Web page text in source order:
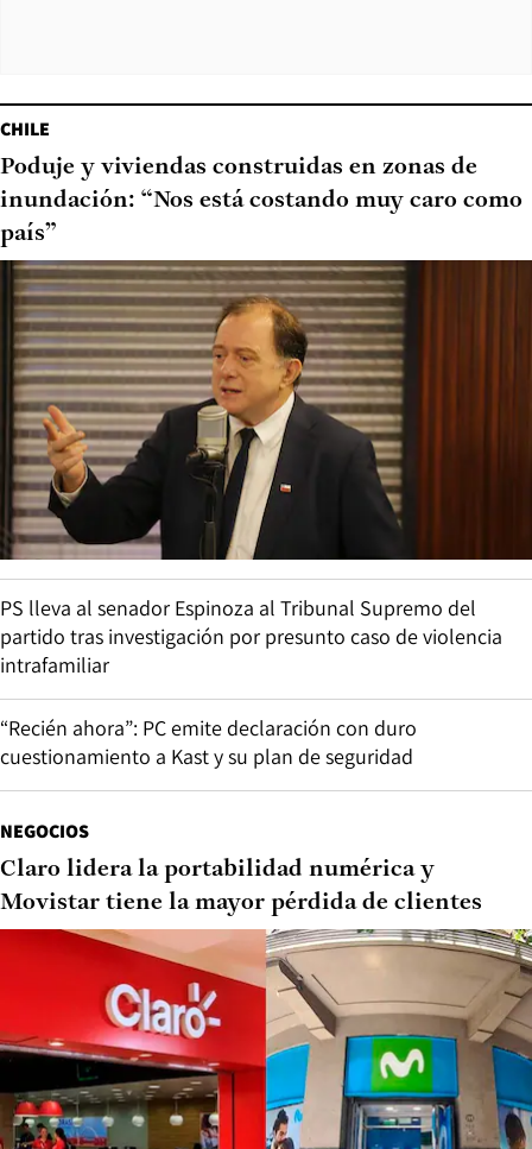
CHILE
Poduje y viviendas construidas en zonas de
inundación: “Nos está costando muy caro como
país”
PS lleva al senador Espinoza al Tribunal Supremo del
partido tras investigación por presunto caso de violencia
intrafamiliar
“Recién ahora”: PC emite declaración con duro
cuestionamiento a Kast y su plan de seguridad
NEGOCIOS
Claro lidera la portabilidad numérica y
Movistar tiene la mayor pérdida de clientes